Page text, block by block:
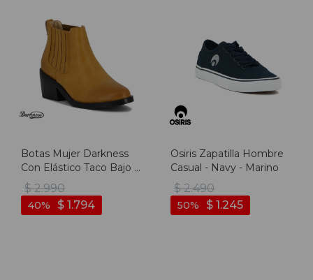
Botas Mujer Darkness
Con Elástico Taco Bajo -
Camel
$ 2.990
$ 1.794
40
Osiris Zapatilla Hombre
Casual - Navy - Marino
$ 2.490
$ 1.245
50